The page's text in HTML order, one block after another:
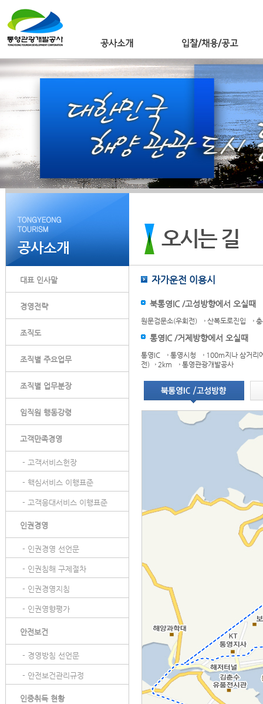
대표 인사말
경영전략
조직도
조직별 주요업무
조직별 업무분장
임직원 행동강령
고객만족경영
- 고객서비스헌장
- 핵심서비스 이행표준
- 고객응대서비스 이행표준
인권경영
- 인권경영 선언문
- 인권침해 구제절차
- 인권경영지침
- 인권영향평가
안전보건
- 경영방침 선언문
- 안전보건관리규정
인증취득 현황
자가운전 이용시
북통영IC /고성방향에서 오실때
원문검문소(우회전) → 산복도로진입 →
통영IC /거제방향에서 오실때
통영IC → 통영시청 → 100m지나 삼거리
전)→ 2km → 통영관광개발공사